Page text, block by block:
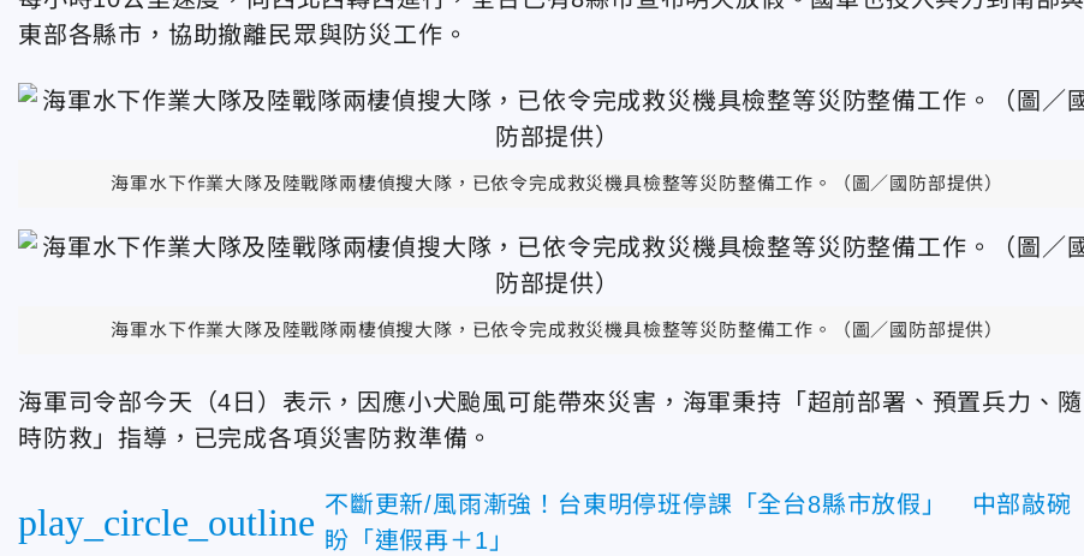
東部各縣市，協助撤離民眾與防災工作。
海軍水下作業大隊及陸戰隊兩棲偵搜大隊，已依令完成救災機具檢整等災防整備工作。（圖／國防部提供）
海軍水下作業大隊及陸戰隊兩棲偵搜大隊，已依令完成救災機具檢整等災防整備工作。（圖／國防部提供）
海軍司令部今天（4日）表示，因應小犬颱風可能帶來災害，海軍秉持「超前部署、預置兵力、隨
時防救」指導，已完成各項災害防救準備。
play_circle_outline 不斷更新/風雨漸強！台東明停班停課「全台8縣市放假」 中部敲碗
盼「連假再＋1」